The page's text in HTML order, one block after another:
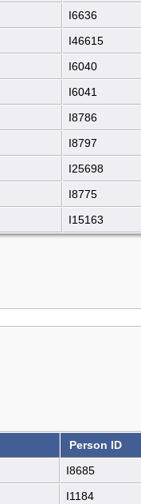
I6636
I46615
I6040
I6041
I8786
I8797
I25698
I8775
I15163
Person ID
I8685
I1184